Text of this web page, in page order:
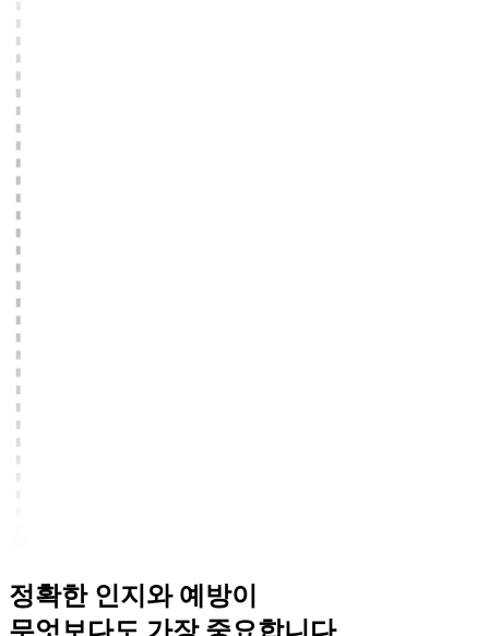
정확한 인지 와 예방이